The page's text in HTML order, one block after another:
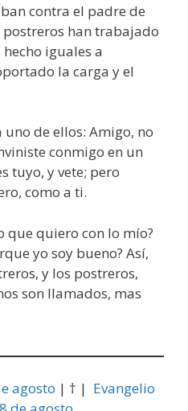
contra el padre de
han trabajado
iguales a
la carga y el
de ellos: Amigo, no
conmigo en un
tuyo, y vete; pero
como a ti.
que quiero con lo mío?
yo soy bueno? Así,
y los postreros,
son llamados, mas
agosto | † | Evangelio